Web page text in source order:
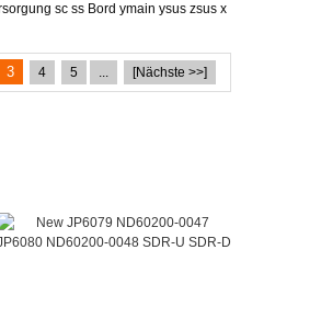
sc ss Bord ymain ysus zsus x
3 4 5 ... [Nächste >>]